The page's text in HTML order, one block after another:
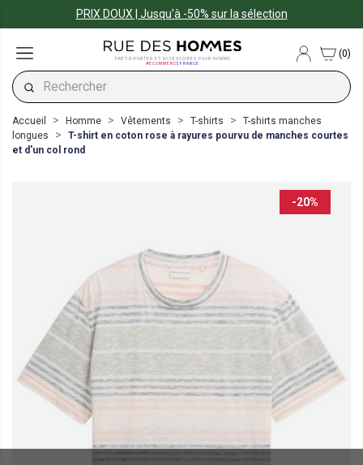
PRIX DOUX | Jusqu'à -50% sur la sélection
PRÊT-À-PORTER ET ACCESSOIRES POUR HOMME
#ECOMMERCEFRANCE
(0)
Accueil Homme Vêtements T-shirts
T-shirts manches
longues
T-shirt en coton rose à rayures pourvu de manches courtes
et d'un col rond
-20%